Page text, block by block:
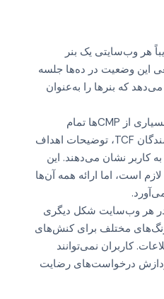
هر وب‌سایتی یک بنر
این وضعیت در ده‌ها جلسه
که بنرها را به‌عنوان
بسیاری از CMPها تمام
پیچ��دگی فهرست‌های فروشندگان TCF، توضیحات اهداف
کاربر نشان می‌دهند. این
است، اما ارائه همه آن‌ها
هر وب‌سایت شکل دیگری
مختلف برای کنش‌های
کاربران نمی‌توانند
درخواست‌های رضایت